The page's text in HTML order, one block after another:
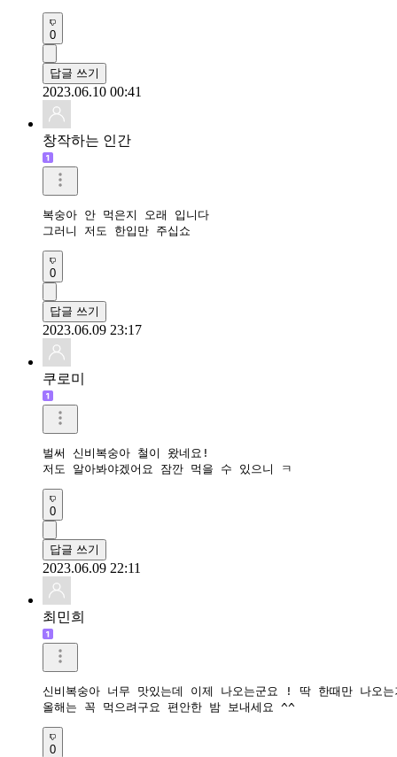
0
답글 쓰기
2023.06.10 00:41
창작하는 인간
복숭아 안 먹은지 오래 입니다
그러니 저도 한입만 주십쇼
0
답글 쓰기
2023.06.09 23:17
쿠로미
벌써 신비복숭아 철이 왔네요!
저도 알아봐야겠어요 잠깐 먹을 수 있으니 ㅋ
0
답글 쓰기
2023.06.09 22:11
최민희
신비복숭아 너무 맛있는데 이제 나오는군요 ! 딱 한때만 나오
올해는 꼭 먹으려구요 편안한 밤 보내세요 ^^
0